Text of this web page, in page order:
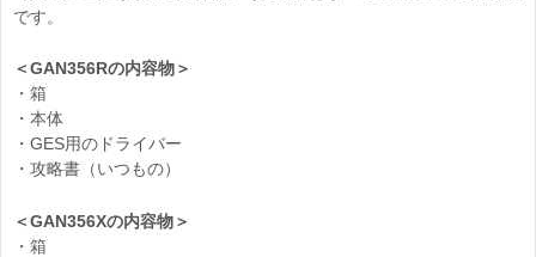
です。
＜GAN356Rの内容物＞
・箱
・本体
・GES用のドライバー
・攻略書（いつもの）
＜GAN356Xの内容物＞
・箱